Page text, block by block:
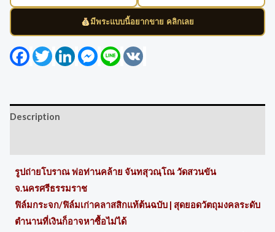
มีพระแบบนี้อยากขาย คลิกเลย
FacebookTwitterLinkedInMessenger
Line
Description
รูปถ่ายโบราณ พ่อท่านคล้าย จันทสุวณฺโณ วัดสวนขัน
จ.นครศรีธรรมราช
ฟิล์มกระจก/ฟิล์มเก่าคลาสสิกแท้ต้นฉบับ | สุดยอดวัตถุมงคลระดับ
ตำนานที่เงินก็อาจหาซื้อไม่ได้